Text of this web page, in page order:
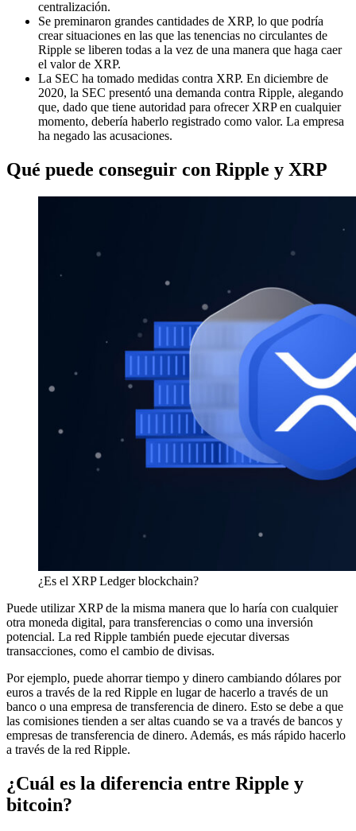
centralización.
Se preminaron grandes cantidades de XRP, lo que podría
crear situaciones en las que las tenencias no circulantes de
Ripple se liberen todas a la vez de una manera que haga caer
el valor de XRP.
La SEC ha tomado medidas contra XRP. En diciembre de
2020, la SEC presentó una demanda contra Ripple, alegando
que, dado que tiene autoridad para ofrecer XRP en cualquier
momento, debería haberlo registrado como valor. La empresa
ha negado las acusaciones.
Qué puede conseguir con Ripple y XRP
¿Es el XRP Ledger blockchain?
Puede utilizar XRP de la misma manera que lo haría con cualquier
otra moneda digital, para transferencias o como una inversión
potencial. La red Ripple también puede ejecutar diversas
transacciones, como el cambio de divisas.
Por ejemplo, puede ahorrar tiempo y dinero cambiando dólares por
euros a través de la red Ripple en lugar de hacerlo a través de un
banco o una empresa de transferencia de dinero. Esto se debe a que
las comisiones tienden a ser altas cuando se va a través de bancos y
empresas de transferencia de dinero. Además, es más rápido hacerlo
a través de la red Ripple.
¿Cuál es la diferencia entre Ripple y
bitcoin?